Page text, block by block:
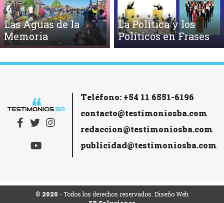
Las Aguas de la
Memoria
La Política y los
Políticos en Frases
Teléfono: +54 11 6551-6196
contacto@testimoniosba.com
redaccion@testimoniosba.com
publicidad@testimoniosba.com
© 2020 - Todos los derechos reservados. Diseño Web: